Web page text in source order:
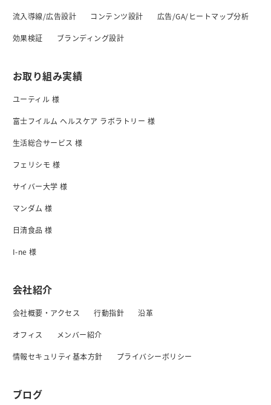
流入導線/広告設計 コンテンツ設計 広告/GA/ヒートマップ分析
効果検証 ブランディング設計
お取り組み実績
ユーティル 様
富士フイルム ヘルスケア ラボラトリー 様
生活総合サービス 様
フェリシモ 様
サイバー大学 様
マンダム 様
日清食品 様
I-ne 様
会社紹介
会社概要・アクセス 行動指針 沿革
オフィス メンバー紹介
情報セキュリティ基本方針 プライバシーボリシー
ブログ